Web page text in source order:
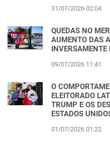
31/07/2026 02:04
QUEDAS NO
AUMENTO DAS
INVERSAMENTE
09/07/2026 11:41
O
ELEITORADO
TRUMP E OS
ESTADOS
01/07/2026 01:22